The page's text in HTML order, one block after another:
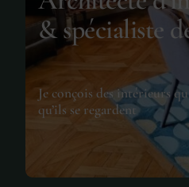
& spécialiste
Je conçois des intérieurs
qu’ils se regardent